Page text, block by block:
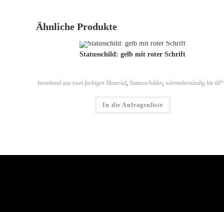
Ähnliche Produkte
Statusschild: gelb mit roter Schrift
bestehend aus zwei farbigen Material,Statusschilder,wärmebeständig bis
In die Anfragenliste